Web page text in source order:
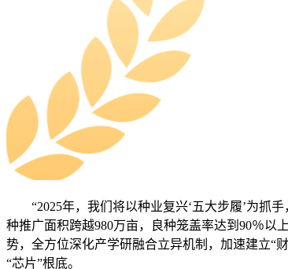
“2025年，我们将以种业复兴‘五大步履’为抓手
种推广面积跨越980万亩，良种笼盖率达到90％以
势，全方位深化产学研融合立异机制，加速建立“
“芯片”根底。